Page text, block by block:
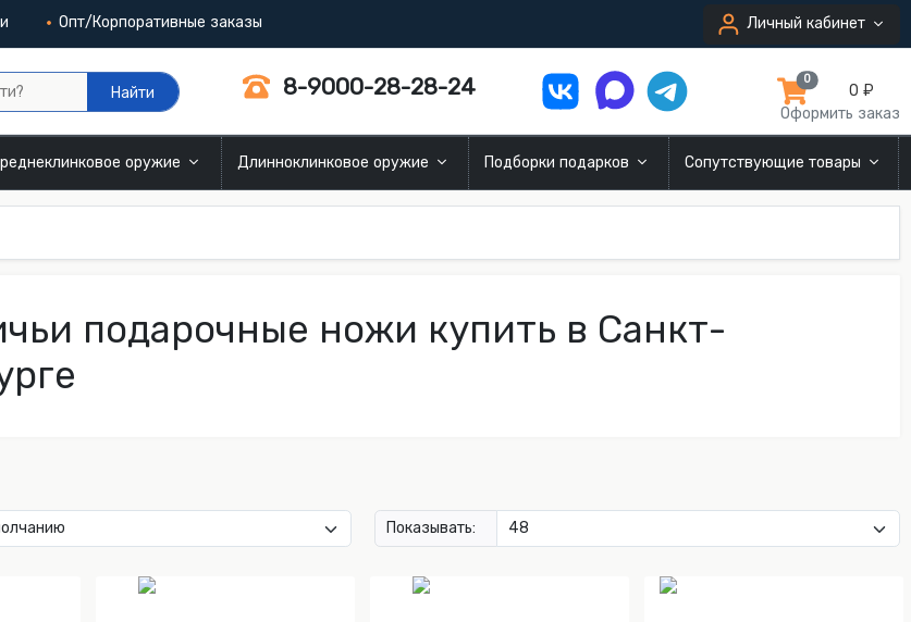
Опт/Корпоративные заказы Личный кабинет
Найти 8-9000-28-28-24 0
0 ₽
Оформить заказ
оружие Длинноклинковое оружие Подборки подарков Сопутствующие товары
подарочные ножи купить в Санкт-
Показывать: